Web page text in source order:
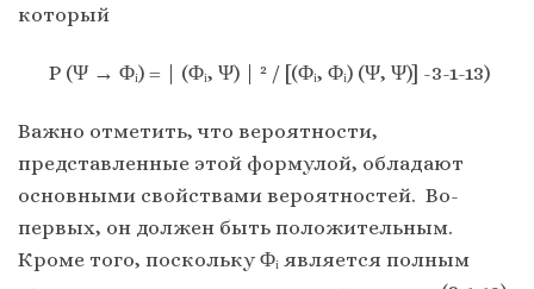
который
P (Ψ → Φᵢ) = | (Φᵢ, Ψ) | ² / [(Φᵢ, Φᵢ) (Ψ, Ψ)] -3-1-13)
Важно отметить, что вероятности,
представленные этой формулой, обладают
основными свойствами вероятностей. Во-
первых, он должен быть положительным.
Кроме того, поскольку Φᵢ является полным